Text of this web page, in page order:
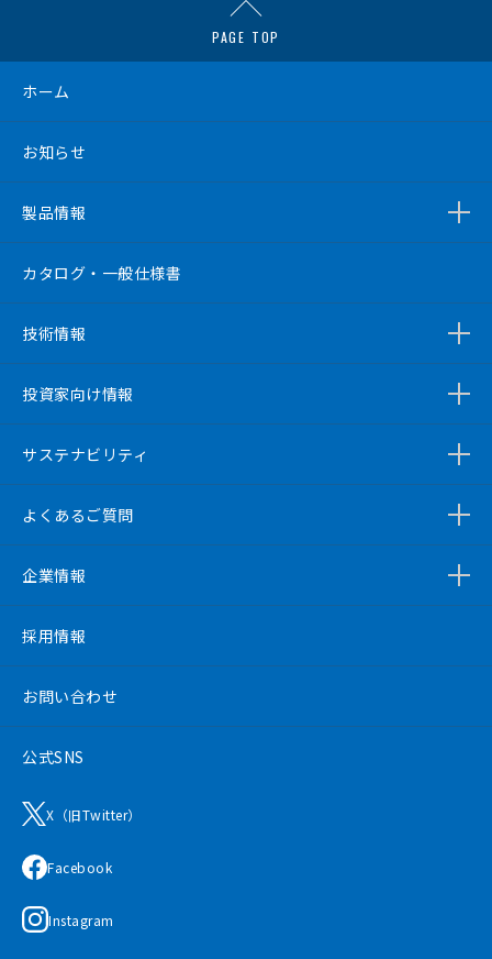
PAGE TOP
ホーム
お知らせ
製品情報
カタログ・一般仕様書
技術情報
投資家向け情報
サステナビリティ
よくあるご質問
企業情報
採用情報
お問い合わせ
公式SNS
X（旧Twitter）
Facebook
Instagram